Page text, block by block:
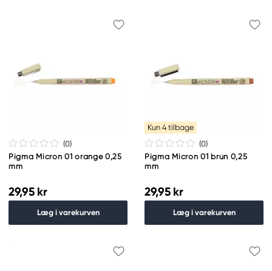
(0)
Pigma Micron 01 orange 0,25
mm
29,95 kr
Læg i varekurven
Kun 4 tilbage
(0)
Pigma Micron 01 brun 0,25
mm
29,95 kr
Læg i varekurven